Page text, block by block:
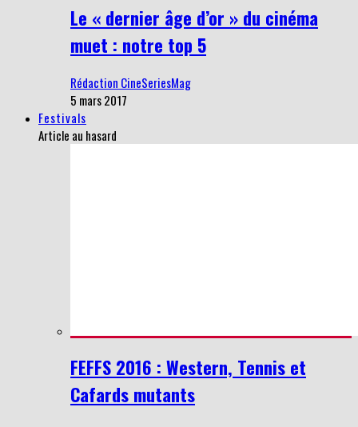
Le « dernier âge d’or » du cinéma
muet : notre top 5
Rédaction CineSeriesMag
5 mars 2017
Festivals
Article au hasard
FEFFS 2016 : Western, Tennis et
Cafards mutants